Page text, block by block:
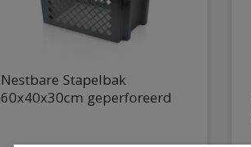
Nestbare Stapelbak
60x40x30cm geperforeerd